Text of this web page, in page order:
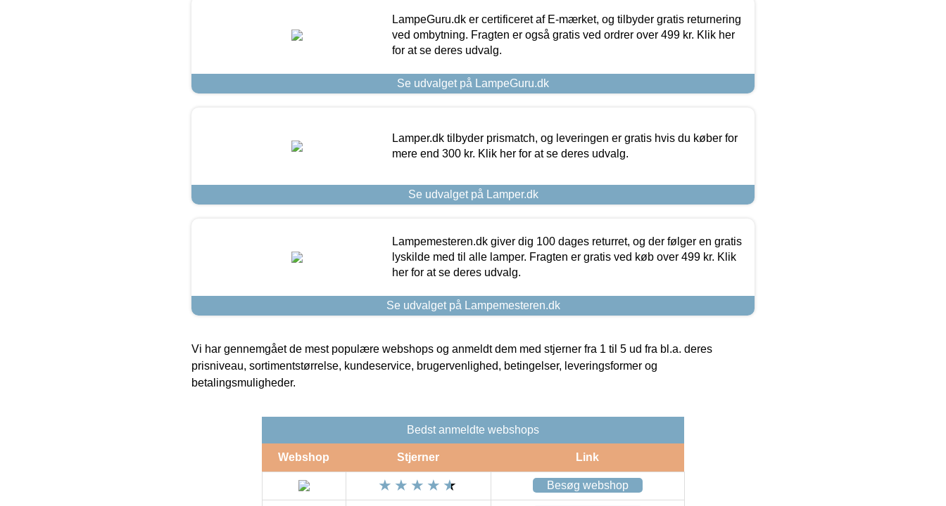
LampeGuru.dk er certificeret af E-mærket, og tilbyder gratis returnering
ved ombytning. Fragten er også gratis ved ordrer over 499 kr. Klik her
for at se deres udvalg.
Se udvalget på LampeGuru.dk
Lamper.dk tilbyder prismatch, og leveringen er gratis hvis du køber for
mere end 300 kr. Klik her for at se deres udvalg.
Se udvalget på Lamper.dk
Lampemesteren.dk giver dig 100 dages returret, og der følger en gratis
lyskilde med til alle lamper. Fragten er gratis ved køb over 499 kr. Klik
her for at se deres udvalg.
Se udvalget på Lampemesteren.dk
Vi har gennemgået de mest populære webshops og anmeldt dem med stjerner fra 1 til 5 ud fra bl.a. deres
prisniveau, sortimentstørrelse, kundeservice, brugervenlighed, betingelser, leveringsformer og
betalingsmuligheder.
Bedst anmeldte webshops
Webshop Stjerner Link
Besøg webshop